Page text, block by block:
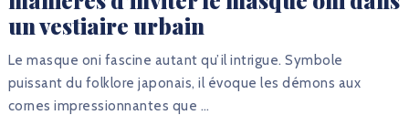
un vestiaire urbain
Le masque oni fascine autant qu’il intrigue. Symbole
puissant du folklore japonais, il évoque les démons aux
cornes impressionnantes que …